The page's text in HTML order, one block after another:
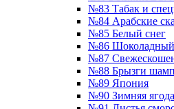
№83 Табак и
№84 Арабские
№85 Белый снег
№86 Шоколадный
№87
№88 Брызги
№89 Япония
№90 Зимняя ягода